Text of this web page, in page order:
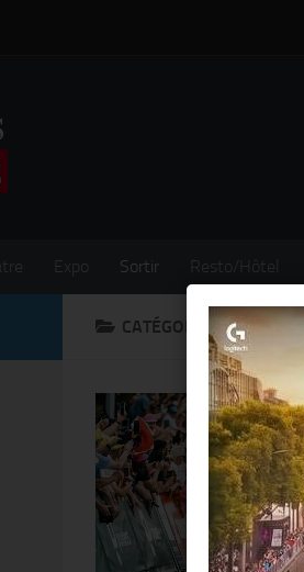
Expo Sortir Resto/Hôtel
CATÉGORIE :SORTIR